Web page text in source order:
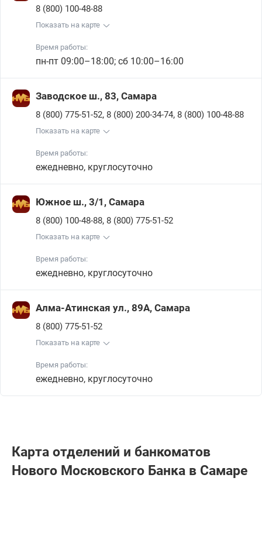
8 (800) 100-48-88
Показать на карте
Время работы:
пн-пт 09:00–18:00; сб 10:00–16:00
Заводское ш., 83, Самара
8 (800) 775-51-52, 8 (800) 200-34-74, 8 (800) 100-48-88
Показать на карте
Время работы:
ежедневно, круглосуточно
Южное ш., 3/1, Самара
8 (800) 100-48-88, 8 (800) 775-51-52
Показать на карте
Время работы:
ежедневно, круглосуточно
Алма-Атинская ул., 89А, Самара
8 (800) 775-51-52
Показать на карте
Время работы:
ежедневно, круглосуточно
Карта отделений и банкоматов
Нового Московского Банка в Самаре